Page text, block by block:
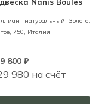
натуральный, Золото,
750, Италия
800₽
980 на счёт